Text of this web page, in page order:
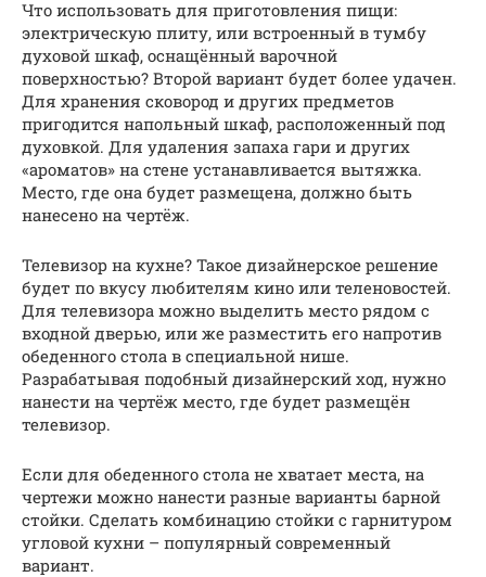
Что использовать для приготовления пищи:
электрическую плиту, или встроенный в тумбу
духовой шкаф, оснащённый варочной
поверхностью? Второй вариант будет более удачен.
Для хранения сковород и других предметов
пригодится напольный шкаф, расположенный под
духовкой. Для удаления запаха гари и других
«ароматов» на стене устанавливается вытяжка.
Место, где она будет размещена, должно быть
нанесено на чертёж.
Телевизор на кухне? Такое дизайнерское решение
будет по вкусу любителям кино или теленовостей.
Для телевизора можно выделить место рядом с
входной дверью, или же разместить его напротив
обеденного стола в специальной нише.
Разрабатывая подобный дизайнерский ход, нужно
нанести на чертёж место, где будет размещён
телевизор.
Если для обеденного стола не хватает места, на
чертежи можно нанести разные варианты барной
стойки. Сделать комбинацию стойки с гарнитуром
угловой кухни – популярный современный
вариант.